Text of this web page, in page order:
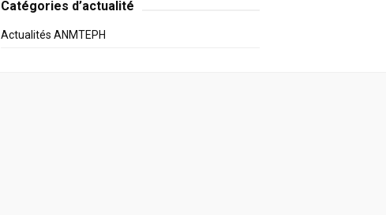
Catégories d’actualité
Actualités ANMTEPH